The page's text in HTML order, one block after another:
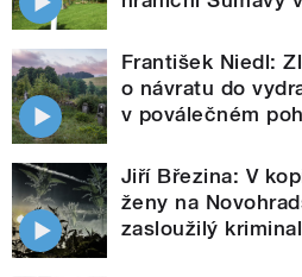
František Niedl:
o návratu do
v poválečném
Jiří Březina: V
ženy na
zasloužilý